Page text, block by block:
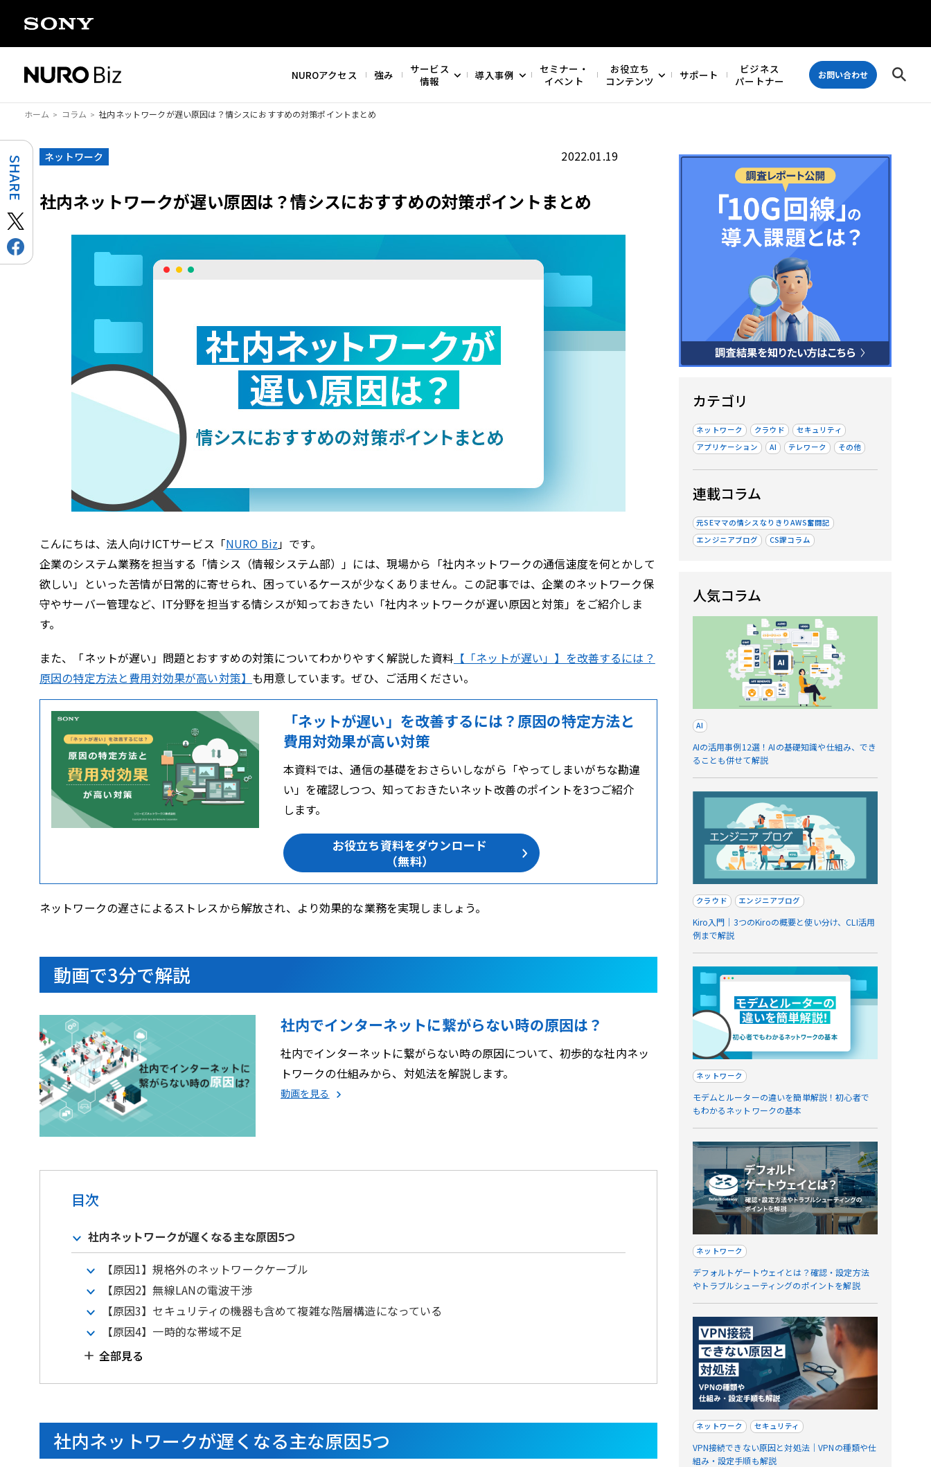
NUROアクセス 強み
サービス
情報
導入事例
セミナー・
イベント
お役立ち
コンテンツ
サポート
ビジネス
パートナー
お問い合わせ
ホーム コラム 社内ネットワークが遅い原因は？情シスにおすすめの対策ポイントまとめ
ネットワーク 2022.01.19
社内ネットワークが遅い原因は？情シスにおすすめの対策ポイントまとめ
こんにちは、法人向けICTサービス「NURO Biz」です。
企業のシステム業務を担当する「情シス（情報システム部）」には、現場から「社内ネットワークの通信速度を何とかして
欲しい」といった苦情が日常的に寄せられ、困っているケースが少なくありません。この記事では、企業のネットワーク保
守やサーバー管理など、IT分野を担当する情シスが知っておきたい「社内ネットワークが遅い原因と対策」をご紹介しま
す。
また、「ネットが遅い」問題とおすすめの対策についてわかりやすく解説した資料 【「ネットが遅い」】を改善するには？
原因の特定方法と費用対効果が高い対策】 も用意しています。ぜひ、ご活用ください。
「ネットが遅い」を改善するには？原因の特定方法と
費用対効果が高い対策
本資料では、通信の基礎をおさらいしながら「やってしまいがちな勘違
い」を確認しつつ、知っておきたいネット改善のポイントを3つご紹介
します。
お役立ち資料をダウンロード
（無料）
ネットワークの遅さによるストレスから解放され、より効果的な業務を実現しましょう。
動画で3分で解説
社内でインターネットに繋がらない時の原因は？
社内でインターネットに繋がらない時の原因について、初歩的な社内ネッ
トワークの仕組みから、対処法を解説します。
動画を見る
目次
社内ネットワークが遅くなる主な原因5つ
【原因1】規格外のネットワークケーブル
【原因2】無線LANの電波干渉
【原因3】セキュリティの機器も含めて複雑な階層構造になっている
【原因4】一時的な帯域不足
全部見る
社内ネットワークが遅くなる主な原因5つ
カテゴリ
ネットワーク クラウド
セキュリティ
アプリケーション
AI テレワーク その他
連載コラム
元SEママの情シスなりきりAWS奮闘記
エンジニアブログ
CS課コラム
人気コラム
AI
AIの活用事例12選！AIの基礎知識や仕組み、でき
ることも併せて解説
クラウド エンジニアブログ
Kiro入門｜3つのKiroの概要と使い分け、CLI活用
例まで解説
ネットワーク
モデムとルーターの違いを簡単解説！初心者で
もわかるネットワークの基本
ネットワーク
デフォルトゲートウェイとは？確認・設定方法
やトラブルシューティングのポイントを解説
ネットワーク セキュリティ
VPN接続できない原因と対処法｜VPNの種類や仕
組み・設定手順も解説
SHARE